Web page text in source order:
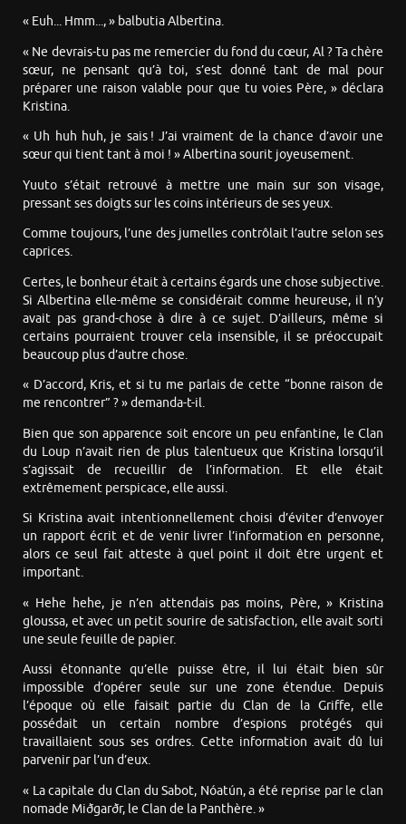
« Euh... Hmm..., » balbutia Albertina.
« Ne devrais-tu pas me remercier du fond du cœur, Al ? Ta chère
sœur, ne pensant qu’à toi, s’est donné tant de mal pour
préparer une raison valable pour que tu voies Père, » déclara
Kristina.
« Uh huh huh, je sais ! J’ai vraiment de la chance d’avoir une
sœur qui tient tant à moi ! » Albertina sourit joyeusement.
Yuuto s’était retrouvé à mettre une main sur son visage,
pressant ses doigts sur les coins intérieurs de ses yeux.
Comme toujours, l’une des jumelles contrôlait l’autre selon ses
caprices.
Certes, le bonheur était à certains égards une chose subjective.
Si Albertina elle-même se considérait comme heureuse, il n’y
avait pas grand-chose à dire à ce sujet. D’ailleurs, même si
certains pourraient trouver cela insensible, il se préoccupait
beaucoup plus d’autre chose.
« D’accord, Kris, et si tu me parlais de cette “bonne raison de
me rencontrer” ? » demanda-t-il.
Bien que son apparence soit encore un peu enfantine, le Clan
du Loup n’avait rien de plus talentueux que Kristina lorsqu’il
s’agissait de recueillir de l’information. Et elle était
extrêmement perspicace, elle aussi.
Si Kristina avait intentionnellement choisi d’éviter d’envoyer
un rapport écrit et de venir livrer l’information en personne,
alors ce seul fait atteste à quel point il doit être urgent et
important.
« Hehe hehe, je n’en attendais pas moins, Père, » Kristina
gloussa, et avec un petit sourire de satisfaction, elle avait sorti
une seule feuille de papier.
Aussi étonnante qu’elle puisse être, il lui était bien sûr
impossible d’opérer seule sur une zone étendue. Depuis
l’époque où elle faisait partie du Clan de la Griffe, elle
possédait un certain nombre d’espions protégés qui
travaillaient sous ses ordres. Cette information avait dû lui
parvenir par l’un d’eux.
« La capitale du Clan du Sabot, Nóatún, a été reprise par le clan
nomade Miðgarðr, le Clan de la Panthère. »